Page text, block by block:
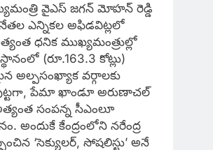
వైఎస్‌ జగన్‌ మోహన్‌ రెడ్డి
ఎన్నికల అఫిడవిట్లలో
ధనిక ముఖ్యమంత్రుల్లో
(రూ.163.3 కోట్లు)
అల్పసంఖ్యాక వర్గాలకు
పేమా ఖాండూ అరుణాచల్‌
సంపన్న సీఎంలూ
అందుకే కేంద్రంలోని నరేంద్ర
‘సెక్యులర్, సోషలిస్టు’ అనే